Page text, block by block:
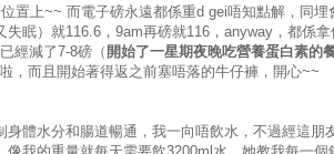
置上~~ 而電子磅永遠都係重d gei唔知點解，同埋
失眠）就116.6，9am再磅就116，anyway，都係拿
經減了7-8磅（ 開始了一星期夜晚吃營養蛋白素的
，而且開始著得返之前塞唔落的牛仔褲，開心~~
體水分和腸道暢通，我一向唔飲水，不過經這朋